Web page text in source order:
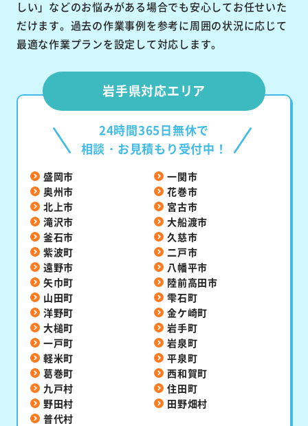
しい」などのお悩みがある場合でも安心してお任せいた
だけます。過去の作業事例を参考に周囲の状況に応じて
最適な作業プランを設定して対応します。
岩手県対応エリア
24時間365日無休で
相談・お見積もり受付中！
盛岡市
一関市
奥州市
花巻市
北上市
宮古市
滝沢市
大船渡市
釜石市
久慈市
紫波町
二戸市
遠野市
八幡平市
矢巾町
陸前高田市
山田町
雫石町
洋野町
金ケ崎町
大槌町
岩手町
一戸町
岩泉町
軽米町
平泉町
葛巻町
西和賀町
九戸村
住田町
野田村
田野畑村
普代村